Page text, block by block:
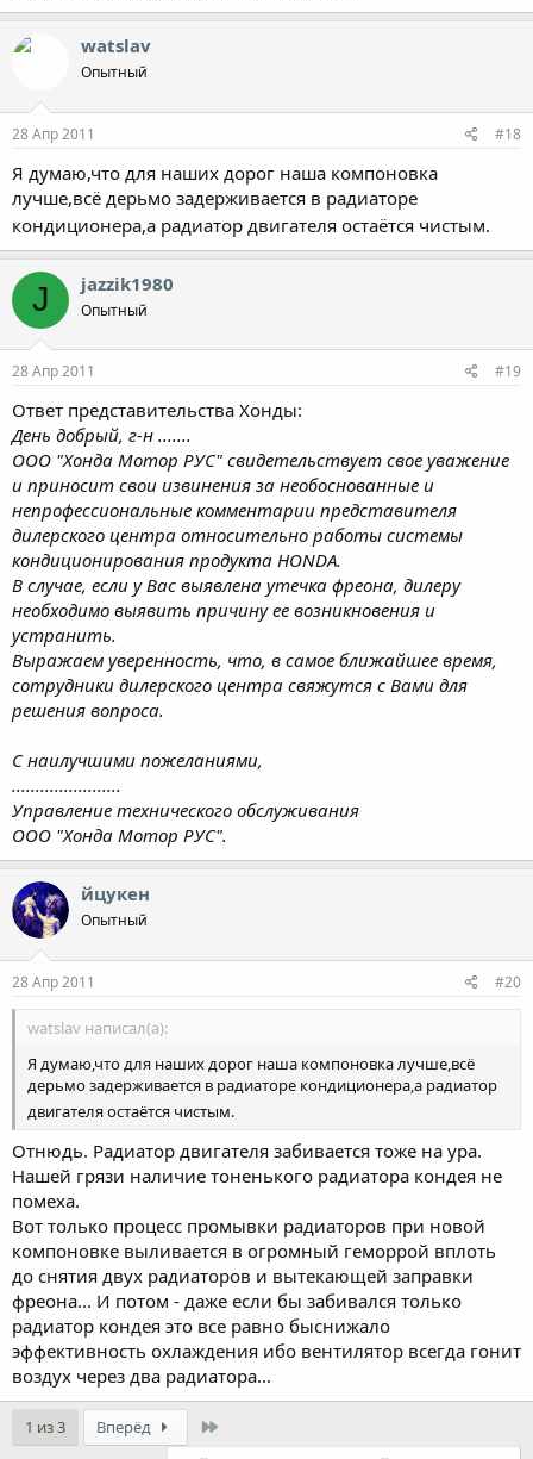
watslav
Опытный
28 Апр 2011 #18
Я думаю,что для наших дорог наша компоновка
лучше,всё дерьмо задерживается в радиаторе
кондиционера,а радиатор двигателя остаётся чистым.
J jazzik1980
Опытный
28 Апр 2011 #19
Ответ представительства Хонды:
День добрый, г-н .......
ООО "Хонда Мотор РУС" свидетельствует свое уважение
и приносит свои извинения за необоснованные и
непрофессиональные комментарии представителя
дилерского центра относительно работы системы
кондиционирования продукта HONDA.
В случае, если у Вас выявлена утечка фреона, дилеру
необходимо выявить причину ее возникновения и
устранить.
Выражаем уверенность, что, в самое ближайшее время,
сотрудники дилерского центра свяжутся с Вами для
решения вопроса.
С наилучшими пожеланиями,
.......................
Управление технического обслуживания
ООО "Хонда Мотор РУС".
йцукен
Опытный
28 Апр 2011 #20
watslav написал(а):
Я думаю,что для наших дорог наша компоновка лучше,всё
дерьмо задерживается в радиаторе кондиционера,а радиатор
двигателя остаётся чистым.
Отнюдь. Радиатор двигателя забивается тоже на ура.
Нашей грязи наличие тоненького радиатора кондея не
помеха.
Вот только процесс промывки радиаторов при новой
компоновке выливается в огромный геморрой вплоть
до снятия двух радиаторов и вытекающей заправки
фреона... И потом - даже если бы забивался только
радиатор кондея это все равно быснижало
эффективность охлаждения ибо вентилятор всегда гонит
воздух через два радиатора...
1 из 3 Вперёд